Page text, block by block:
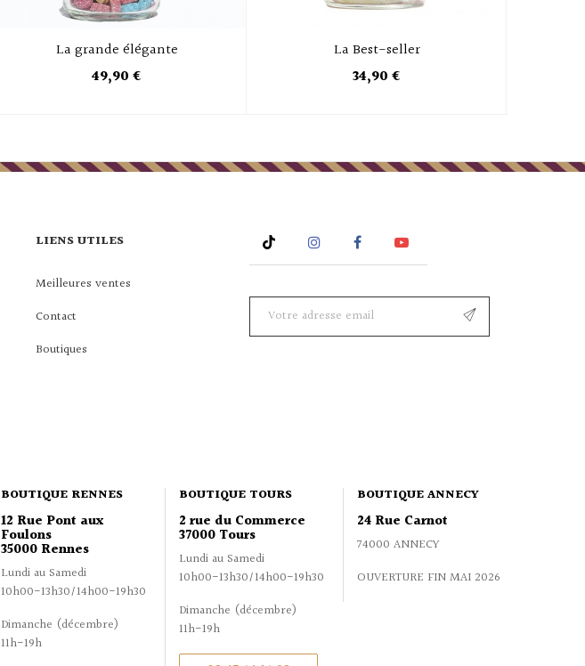
La grande élégante
49,90 €
La Best-seller
34,90 €
LIENS UTILES
Meilleures ventes
Contact
Boutiques
Instagram Facebook
BOUTIQUE RENNES
12 Rue Pont aux
Foulons
35000 Rennes
Lundi au Samedi
10h00-13h30/14h00-19h30
Dimanche (décembre)
11h-19h
BOUTIQUE TOURS
2 rue du Commerce
37000 Tours
Lundi au Samedi
10h00-13h30/14h00-19h30
Dimanche (décembre)
11h-19h
BOUTIQUE ANNECY
24 Rue Carnot
74000 ANNECY
OUVERTURE FIN MAI 2026